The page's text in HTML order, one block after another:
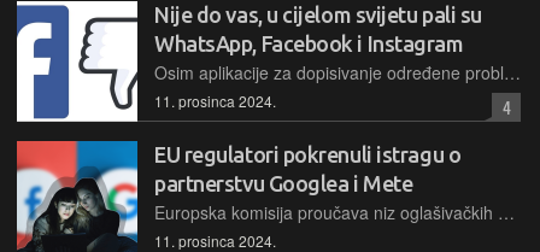
Nije do vas, u cijelom svijetu pali su
WhatsApp, Facebook i Instagram
Osim aplikacije za dopisivanje određene probleme u pristupu korisnici prijavljuju i kad je riječ o Facebooku i Instagramu, pa se čini da je problem još jednom zahvatio sve Metine servere
11. prosinca 2024. 4
EU regulatori pokrenuli istragu o
partnerstvu Googlea i Mete
Europska komisija proučava niz oglašivačkih kampanja kojima se Instagram promovirao tinejdžerima na YouTubeu, pa je tako Google zaobišao vlastitu politiku oglašavanja prema maloljetnicima...
11. prosinca 2024.